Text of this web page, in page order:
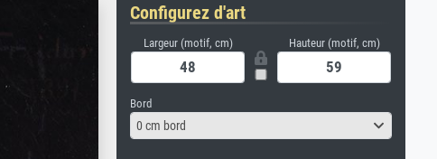
Configurez d'art
Largeur (motif, cm) Hauteur (motif, cm)
Bord
0 cm bord